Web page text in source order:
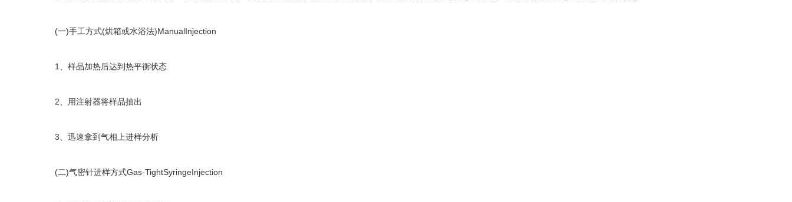
(一)手工方式(烘箱或水浴法)ManualInjection
1、样品加热后达到热平衡状态
2、用注射器将样品抽出
3、迅速拿到气相上进样分析
(二)气密针进样方式Gas-TightSyringeInjection